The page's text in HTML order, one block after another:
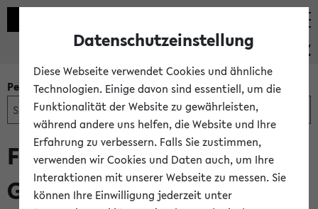
PEVZ
Personen- und Einrichtungssuche
Frau Prof. Dr. Barbara
Gentz
Datenschutzeinstellung
Diese Webseite verwendet Cookies und ähnliche
Technologien. Einige davon sind essentiell, um die
Funktionalität der Website zu gewährleisten,
während andere uns helfen, die Website und Ihre
Erfahrung zu verbessern. Falls Sie zustimmen,
verwenden wir Cookies und Daten auch, um Ihre
Interaktionen mit unserer Webseite zu messen. Sie
können Ihre Einwilligung jederzeit unter